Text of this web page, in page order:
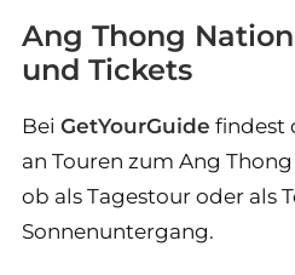
Ang Thong
und Tickets
Bei GetYourGuide findest
an Touren zum Ang
ob als Tagestour oder als
Sonnenuntergang.